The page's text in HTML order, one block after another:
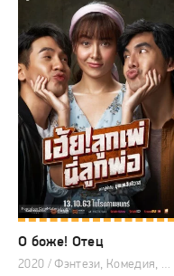
О боже! Отец
2020 / Фэнтези, Комедия, Тайские дорамы